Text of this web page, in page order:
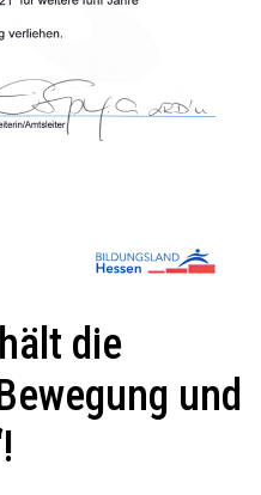
die
und